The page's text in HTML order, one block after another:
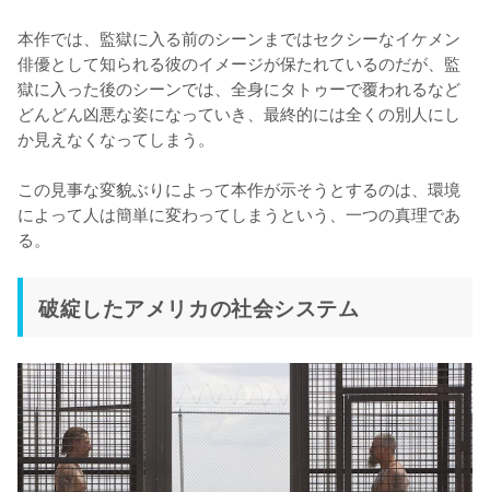
本作では、監獄に入る前のシーンまではセクシーなイケメン
俳優として知られる彼のイメージが保たれているのだが、監
獄に入った後のシーンでは、全身にタトゥーで覆われるなど
どんどん凶悪な姿になっていき、最終的には全くの別人にし
か見えなくなってしまう。
この見事な変貌ぶりによって本作が示そうとするのは、環境
によって人は簡単に変わってしまうという、一つの真理であ
る。
破綻したアメリカの社会システム